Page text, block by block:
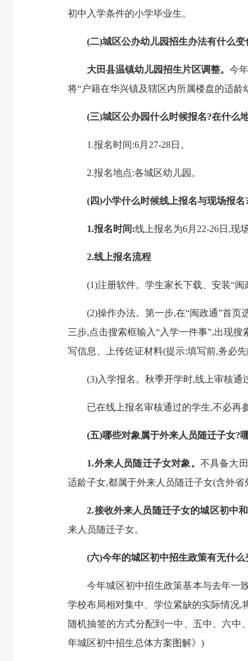
初中入学条件的小学毕业生。
(二)城区公办幼儿园招生办法有什么变
大田县温镇幼儿园招生片区调整。 今
将“户籍在华兴镇及辖区内所属楼盘的适龄
(三)城区公办园什么时候报名?在什么
1.报名时间:6月27-28日。
2.报名地点:各城区幼儿园。
(四)小学什么时候线上报名与现场报名
1.报名时间:线上报名为6月22-26日,现
2.线上报名流程
(1)注册软件。学生家长下载、安装“闽
(2)操作办法。第一步,在“闽政通”首页选
三步,点击搜索框输入“入学一件事”,出现
写信息、上传佐证材料(提示:填写前,务必先
(3)入学报名。秋季开学时,线上审核通
已在线上报名审核通过的学生,不必再参
(五)哪些对象属于外来人员随迁子女?
1.外来人员随迁子女对象。 不具备大
适龄子女,都属于外来人员随迁子女(含外省
2.接收外来人员随迁子女的城区初中和
来人员随迁子女。
(六)今年的城区初中招生政策有无什么
今年城区初中招生政策基本与去年一致
学校布局相对集中、学位紧缺的实际情况,
随机抽签的方式分配到一中、五中、六中
年城区初中招生总体方案图解》)